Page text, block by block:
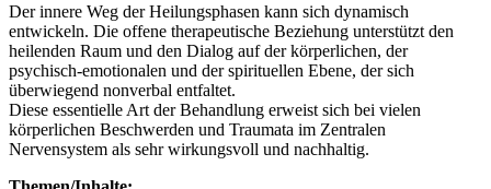
Der innere Weg der Heilungsphasen kann sich dynamisch
entwickeln. Die offene therapeutische Beziehung unterstützt den
heilenden Raum und den Dialog auf der körperlichen, der
psychisch-emotionalen und der spirituellen Ebene, der sich
überwiegend nonverbal entfaltet.
Diese essentielle Art der Behandlung erweist sich bei vielen
körperlichen Beschwerden und Traumata im Zentralen
Nervensystem als sehr wirkungsvoll und nachhaltig.